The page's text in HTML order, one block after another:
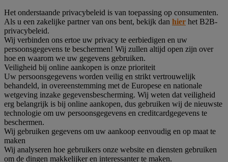
Het onderstaande privacybeleid is van toepassing op consumenten.
Als u een zakelijke partner van ons bent, bekijk dan hier het B2B-
privacybeleid.
Wij verbinden ons ertoe uw privacy te eerbiedigen en uw
persoonsgegevens te beschermen! Wij zullen altijd open zijn over
hoe en waarom we uw gegevens gebruiken.
Veiligheid bij online aankopen is onze prioriteit
Uw persoonsgegevens worden veilig en strikt vertrouwelijk
behandeld, in overeenstemming met de Europese en nationale
wetgeving inzake gegevensbescherming. Wij weten dat veiligheid
erg belangrijk is bij online aankopen, dus gebruiken wij de nieuwste
technologie om uw persoonsgegevens en creditcardgegevens te
beschermen.
Wij gebruiken gegevens om uw aankoop eenvoudig en op maat te
maken
Wij analyseren hoe gebruikers onze website en diensten gebruiken
om de dingen makkelijker en interessanter te maken.